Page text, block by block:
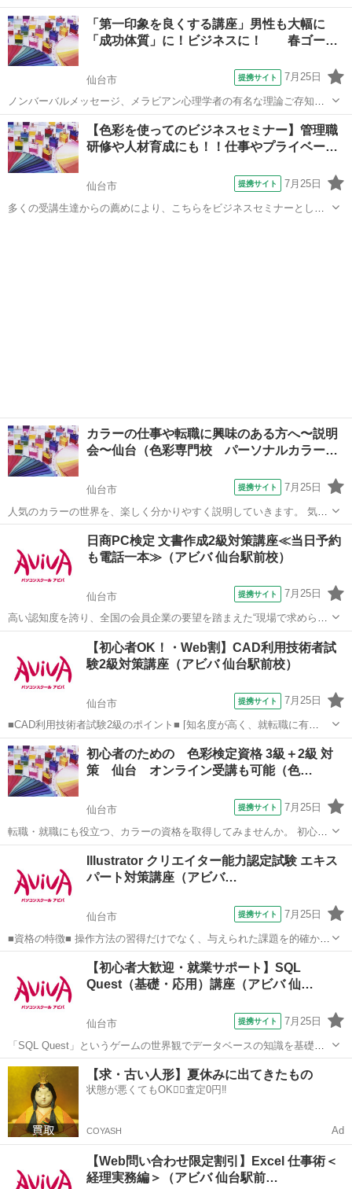
「第一印象を良くする講座」男性も大幅に
「成功体質」に！ビジネスに！ 春ゴー
仙台市 提携サイト 7月25日
ノンバーバルメッセージ、メラビアン心理学者の有名な理論ご存知で
すか？ 頑張ってるのに、なぜか自分が 「第一印象、見た目で損して
る」「能力を発揮出来ていない」「認められていない」と 感じる方に
必見 ビジネスに役立つ...
宮城 仙台市 その他
【色彩を使ってのビジネスセミナー】管理職
研修や人材育成にも！！仕事やプライベー…
仙台市 提携サイト 7月25日
多くの受講生達からの薦めにより、こちらをビジネスセミナーとして
カラーの仕事や転職に興味のある方へ〜説明
会〜仙台（色彩専門校 パーソナルカラー…
仙台市 提携サイト 7月25日
人気のカラーの世界を、楽しく分かりやすく説明していきます。 気軽
に資格や仕事など、色々相談してみては♪ 今注目のカラーを楽しく学
んで、転職や起業、趣味にしっかり活かして楽しみましょう 初心者の
方大歓迎です♪ お気軽に...
仙台市 その他
日商PC検定 文書作成2級対策講座≪当日予約
も電話一本≫（アビバ 仙台駅前校）
仙台市 提携サイト 7月25日
高い認知度を誇り、全国の会員企業の要望を踏まえた“現場で求められ
ているスキル”、つまり実務を強く想定したスキルが身につく「日商PC
検定 文書作成2級」の取得に向けた学習を行います。
その他
【初心者OK！・Web割】CAD利用技術者試
験2級対策講座（アビバ 仙台駅前校）
仙台市 提携サイト 7月25日
■CAD利用技術者試験2級のポイント■ [知名度が高く、就転職に有
利！] CAD資格の中でも知名度が高く、採用などで優遇する資格として
挙げている企業も多く、就職・転職を考えている方におすすめです。
[CAD知識だけでなく...
宮城 仙台市 その他
初心者のための 色彩検定資格 3級＋2級 対
策 仙台 オンライン受講も可能（色…
仙台市 提携サイト 7月25日
転職・就職にも役立つ、カラーの資格を取得してみませんか。 初心者
の方も必ず2級合格出来るよう、丁寧に指導していきます。 受験者も
1〜3級学科と100％合格の高い合格実績もおさめています。 さらに合
格保証付！安心して受講...
Illustrator クリエイター能力認定試験 エキス
パート対策講座（アビバ…
仙台市 提携サイト 7月25日
■資格の特徴■ 操作方法の習得だけでなく、与えられた課題を的確かつ
スムーズに行う力が試されることが特長です。実践的なスキルを身に
つけることができるため、多くの方が受験されています。 ■講座の特
徴■ Illustratorク...
その他
【初心者大歓迎・就業サポート】SQL
Quest（基礎・応用）講座（アビバ 仙…
仙台市 提携サイト 7月25日
「SQL Quest」というゲームの世界観でデータベースの知識を基礎か
ら学習していきます。演習課題を中心とし、難しい専門用語も身近な
言葉に置き換えて解説します。
宮城 仙台市 その他
【求・古い人形】夏休みに出てきたもの
状態が悪くてもOK🙆‍♀️査定0円‼️
COYASH Ad
【Web問い合わせ限定割引】Excel 仕事術＜
経理実務編＞（アビバ 仙台駅前…